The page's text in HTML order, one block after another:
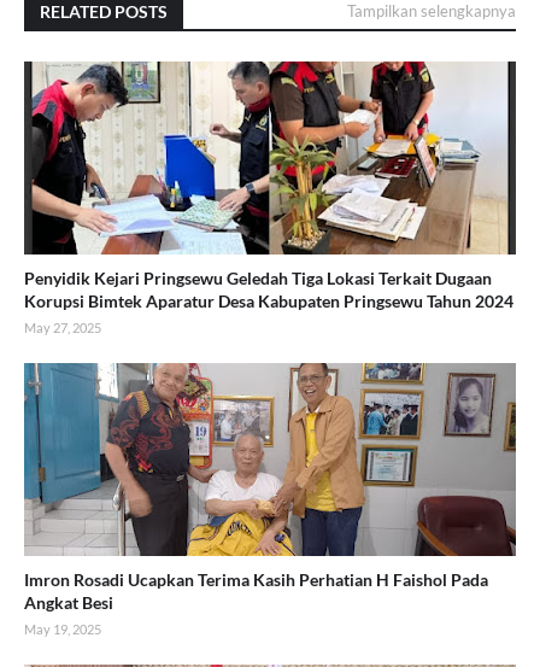
RELATED POSTS Tampilkan selengkapnya
Penyidik Kejari Pringsewu Geledah Tiga Lokasi Terkait Dugaan
Korupsi Bimtek Aparatur Desa Kabupaten Pringsewu Tahun 2024
May 27, 2025
Imron Rosadi Ucapkan Terima Kasih Perhatian H Faishol Pada
Angkat Besi
May 19, 2025